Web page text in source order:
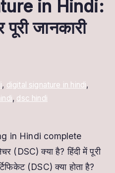
in Hindi:
जानकारी
, digital signature in hindi,
, dsc hindi
in Hindi complete
(DSC) क्या है? हिंदी में पूरी
(DSC) क्या होता है?